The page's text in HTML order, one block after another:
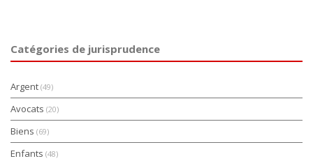
Catégories de jurisprudence
Argent (49)
Avocats (20)
Biens (69)
Enfants (48)